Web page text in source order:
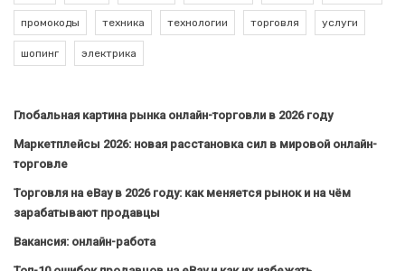
промокоды техника технологии торговля услуги
шопинг электрика
Глобальная картина рынка онлайн-торговли в 2026 году
Маркетплейсы 2026: новая расстановка сил в мировой онлайн-
торговле
Торговля на eBay в 2026 году: как меняется рынок и на чём
зарабатывают продавцы
Вакансия: онлайн-работа